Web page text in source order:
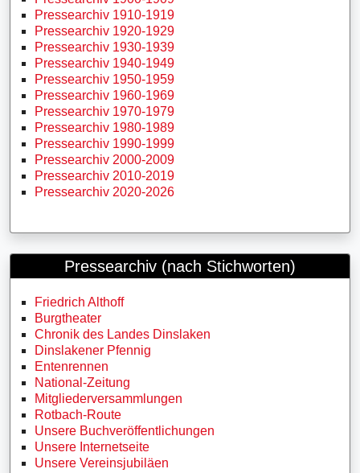
Pressearchiv 1910-1919
Pressearchiv 1920-1929
Pressearchiv 1930-1939
Pressearchiv 1940-1949
Pressearchiv 1950-1959
Pressearchiv 1960-1969
Pressearchiv 1970-1979
Pressearchiv 1980-1989
Pressearchiv 1990-1999
Pressearchiv 2000-2009
Pressearchiv 2010-2019
Pressearchiv 2020-2026
Pressearchiv (nach Stichworten)
Friedrich Althoff
Burgtheater
Chronik des Landes Dinslaken
Dinslakener Pfennig
Entenrennen
National-Zeitung
Mitgliederversammlungen
Rotbach-Route
Unsere Buchveröffentlichungen
Unsere Internetseite
Unsere Vereinsjubiläen